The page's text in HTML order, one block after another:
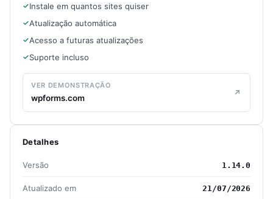
Instale em quantos sites quiser
Atualização automática
Acesso a futuras atualizações
Suporte incluso
VER DEMONSTRAÇÃO
wpforms.com
Detalhes
Versão 1.14.0
Atualizado em 21/07/2026